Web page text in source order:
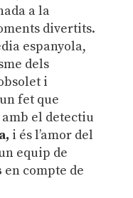
a la
divertits.
espanyola,
dels
i
fet que
el detectiu
i és l’amor del
equip de
en compte de